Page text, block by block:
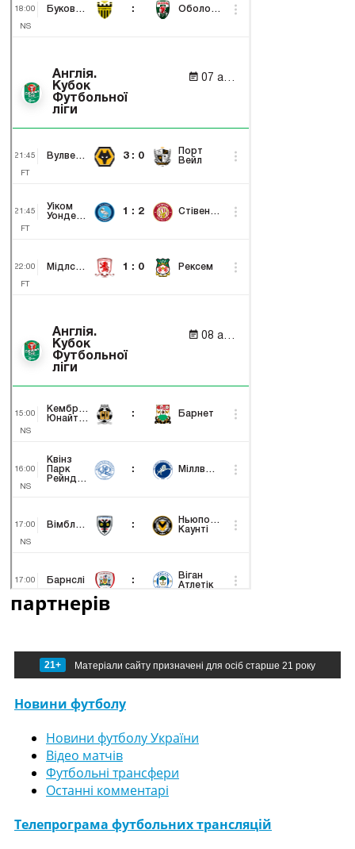
партнерів
21+ Матеріали сайту призначені для осіб старше 21 року
Новини футболу
Новини футболу України
Відео матчів
Футбольні трансфери
Останні комментарі
Телепрограма футбольних трансляцій